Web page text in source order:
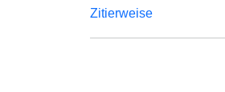
Zitierweise